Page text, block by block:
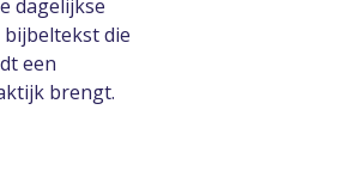
dagelijkse
die
een
brengt.